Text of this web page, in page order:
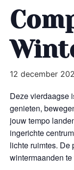
12 december
Deze vierdaagse
genieten,
jouw tempo
ingerichte
lichte ruimtes. De
wintermaanden